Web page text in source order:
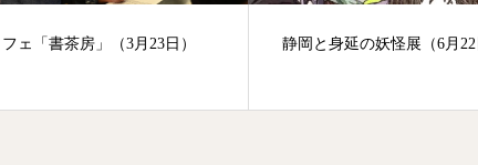
延の妖怪展（6月22日）
夏休みこども禅の集いのフ